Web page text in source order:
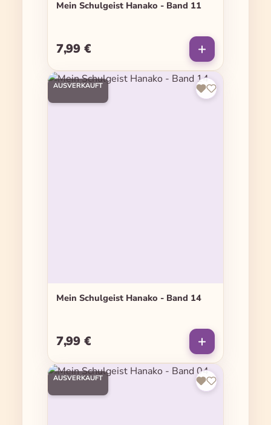
Mein Schulgeist Hanako - Band 11
Regulärer Preis:
7,99 €
AUSVERKAUFT
Mein Schulgeist Hanako - Band 14
Regulärer Preis:
7,99 €
AUSVERKAUFT